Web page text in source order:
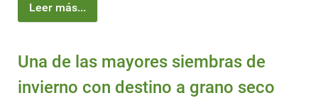
Leer más...
Una de las mayores siembras de
invierno con destino a grano seco